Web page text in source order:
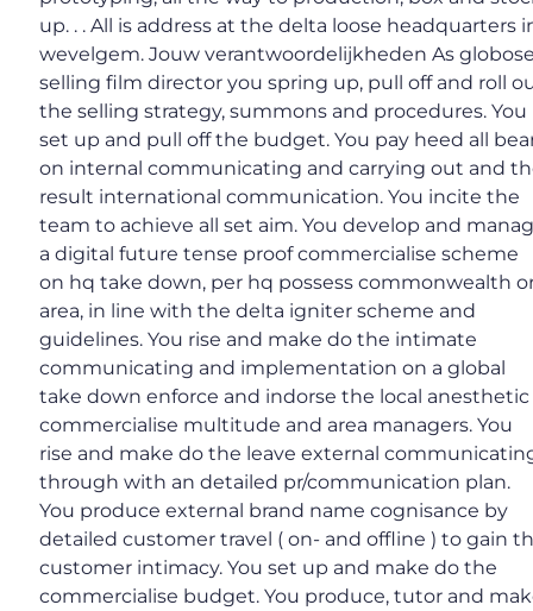
up. . . All is address at the delta loose headquarters
wevelgem. Jouw verantwoordelijkheden As
selling film director you spring up, pull off and roll
the selling strategy, summons and procedures. You
set up and pull off the budget. You pay heed all
on internal communicating and carrying out and
result international communication. You incite the
team to achieve all set aim. You develop and
a digital future tense proof commercialise scheme
on hq take down, per hq possess commonwealth
area, in line with the delta igniter scheme and
guidelines. You rise and make do the intimate
communicating and implementation on a global
take down enforce and indorse the local anesthetic
commercialise multitude and area managers. You
rise and make do the leave external
through with an detailed pr/communication plan.
You produce external brand name cognisance by
detailed customer travel ( on- and offline ) to gain
customer intimacy. You set up and make do the
commercialise budget. You produce, tutor and